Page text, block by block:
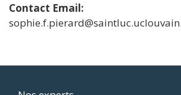
Contact Email